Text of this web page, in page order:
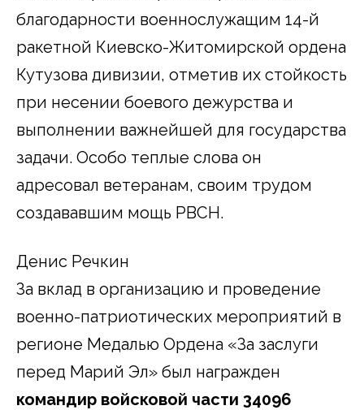
благодарности военнослужащим 14-й
ракетной Киевско-Житомирской ордена
Кутузова дивизии, отметив их стойкость
при несении боевого дежурства и
выполнении важнейшей для государства
задачи. Особо теплые слова он
адресовал ветеранам, своим трудом
создававшим мощь РВСН.
Денис Речкин
За вклад в организацию и проведение
военно-патриотических мероприятий в
регионе Медалью Ордена «За заслуги
перед Марий Эл» был награжден
командир войсковой части 34096